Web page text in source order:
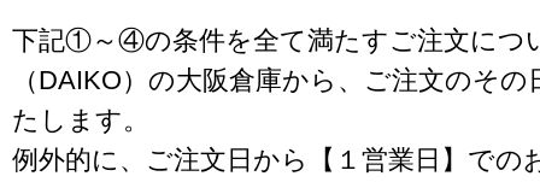
下記①～④の条件を全て満たすご注文につ
（DAIKO）の大阪倉庫から、ご注文のそ
たします。
例外的に、ご注文日から【１営業日】での